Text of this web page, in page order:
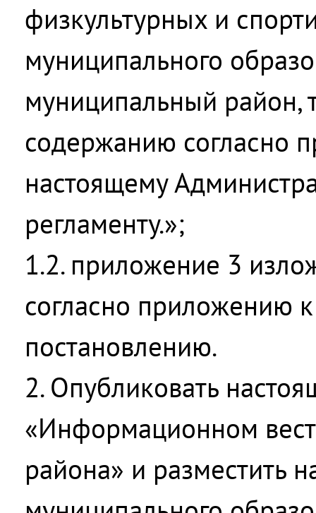
физкультурных и
муниципального
муниципальный район,
содержанию согласно
настоящему
регламенту.»;
1.2. приложение 3
согласно приложению
постановлению.
2. Опубликовать
«Информационном
района» и разместить